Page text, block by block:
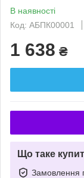
В наявності
Код: АБПК00001
1 638 ₴
Що таке
Замовлення